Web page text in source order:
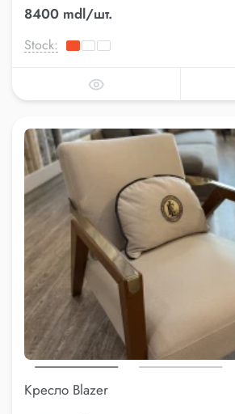
8400 mdl/шт.
Stock:
Кресло Blazer